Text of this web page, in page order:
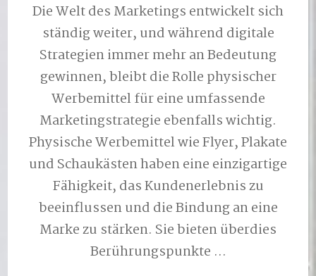
Die Welt des Marketings entwickelt sich
ständig weiter, und während digitale
Strategien immer mehr an Bedeutung
gewinnen, bleibt die Rolle physischer
Werbemittel für eine umfassende
Marketingstrategie ebenfalls wichtig.
Physische Werbemittel wie Flyer, Plakate
und Schaukästen haben eine einzigartige
Fähigkeit, das Kundenerlebnis zu
beeinflussen und die Bindung an eine
Marke zu stärken. Sie bieten überdies
Berührungspunkte …